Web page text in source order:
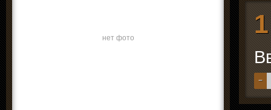
нет фото
−